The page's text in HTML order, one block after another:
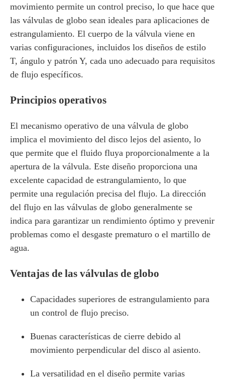
movimiento permite un control preciso, lo que hace que
las válvulas de globo sean ideales para aplicaciones de
estrangulamiento. El cuerpo de la válvula viene en
varias configuraciones, incluidos los diseños de estilo
T, ángulo y patrón Y, cada uno adecuado para requisitos
de flujo específicos.
Principios operativos
El mecanismo operativo de una válvula de globo
implica el movimiento del disco lejos del asiento, lo
que permite que el fluido fluya proporcionalmente a la
apertura de la válvula. Este diseño proporciona una
excelente capacidad de estrangulamiento, lo que
permite una regulación precisa del flujo. La dirección
del flujo en las válvulas de globo generalmente se
indica para garantizar un rendimiento óptimo y prevenir
problemas como el desgaste prematuro o el martillo de
agua.
Ventajas de las válvulas de globo
Capacidades superiores de estrangulamiento para
un control de flujo preciso.
Buenas características de cierre debido al
movimiento perpendicular del disco al asiento.
La versatilidad en el diseño permite varias